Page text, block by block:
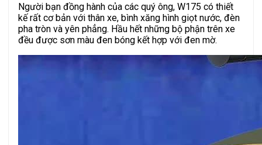
Người bạn đồng hành của các quý ông, W175 có thiết
kế rất cơ bản với thân xe, bình xăng hình giọt nước, đèn
pha tròn và yên phẳng. Hầu hết những bộ phận trên xe
đều được sơn màu đen bóng kết hợp với đen mờ.